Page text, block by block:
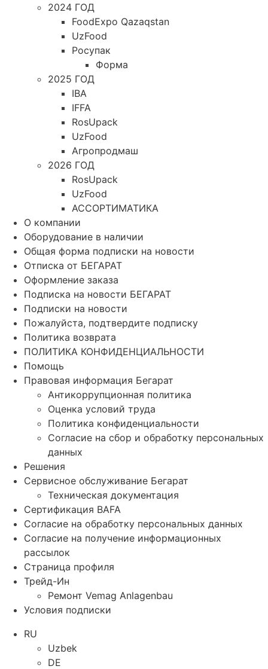
2024 ГОД
FoodExpo Qazaqstan
UzFood
Росупак
Форма
2025 ГОД
IBA
IFFA
RosUpack
UzFood
Агропродмаш
2026 ГОД
RosUpack
UzFood
АССОРТИМАТИКА
О компании
Оборудование в наличии
Общая форма подписки на новости
Отписка от БЕГАРАТ
Оформление заказа
Подписка на новости БЕГАРАТ
Подписки на новости
Пожалуйста, подтвердите подписку
Политика возврата
ПОЛИТИКА КОНФИДЕНЦИАЛЬНОСТИ
Помощь
Правовая информация Бегарат
Антикоррупционная политика
Оценка условий труда
Политика конфиденциальности
Согласие на сбор и обработку персональных
данных
Решения
Сервисное обслуживание Бегарат
Техническая документация
Сертификация BAFA
Согласие на обработку персональных данных
Согласие на получение информационных
рассылок
Страница профиля
Трейд-Ин
Ремонт Vemag Anlagenbau
Условия подписки
RU
Uzbek
DE